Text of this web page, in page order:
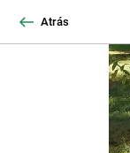
Atrás